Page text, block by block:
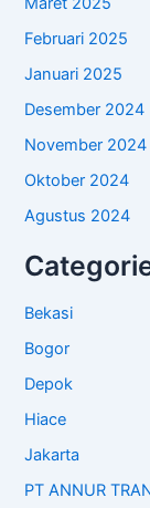
Februari 2025
Januari 2025
Desember 2024
November 2024
Oktober 2024
Agustus 2024
Bekasi
Bogor
Depok
Hiace
Jakarta
PT ANNUR